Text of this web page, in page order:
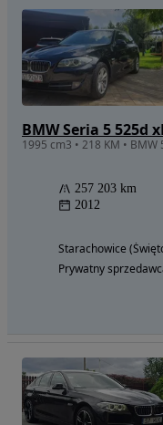
BMW Seria 5 525d
257 203 km
2012
Starachowice
Prywatny